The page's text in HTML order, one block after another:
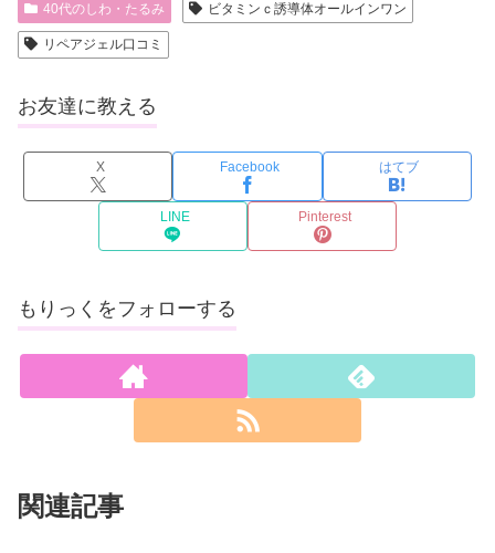
40代のしわ・たるみ ビタミンｃ誘導体オールインワン
リペアジェル口コミ
お友達に教える
X Facebook はてブ
LINE Pinterest
もりっくをフォローする
関連記事